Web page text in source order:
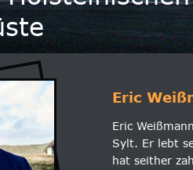
Eric
Eric
Sylt. Er lebt
hat seither